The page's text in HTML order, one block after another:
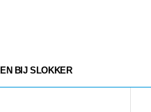
BIJ SLOKKER